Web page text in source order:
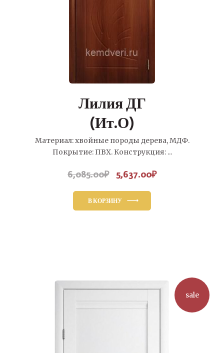
Лилия ДГ
(Ит.О)
Материал: хвойные породы дерева, МДФ.
Покрытие: ПВХ. Конструкция: ...
6,085.00₽
Первоначальная
составляла
5,637.00₽Текущая
В КОРЗИНУ
sale